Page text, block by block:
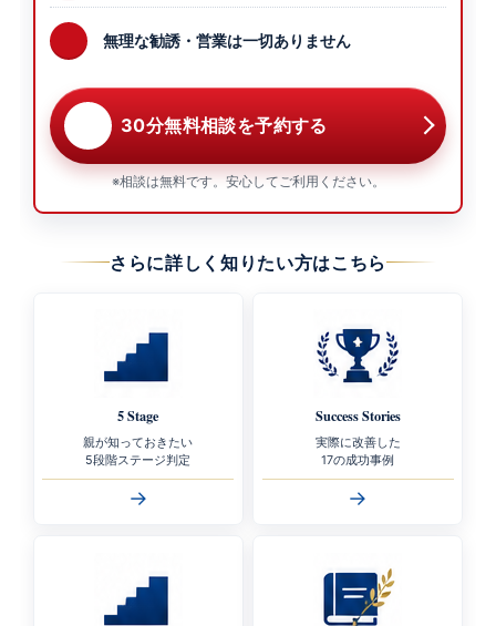
無理な勧誘・営業は一切ありません
30分無料相談を予約する
※相談は無料です。安心してご利用ください。
さらに詳しく知りたい方はこちら
5 Stage
親が知っておきたい
5段階ステージ判定
→
Success Stories
実際に改善した
17の成功事例
→